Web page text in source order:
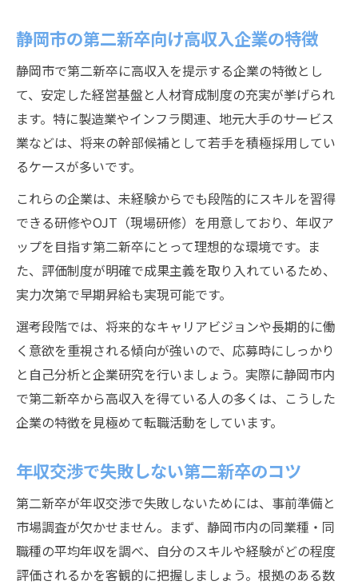
静岡市の第二新卒向け高収入企業の特徴
静岡市で第二新卒に高収入を提示する企業の特徴とし
て、安定した経営基盤と人材育成制度の充実が挙げられ
ます。特に製造業やインフラ関連、地元大手のサービス
業などは、将来の幹部候補として若手を積極採用してい
るケースが多いです。
これらの企業は、未経験からでも段階的にスキルを習得
できる研修やOJT（現場研修）を用意しており、年収ア
ップを目指す第二新卒にとって理想的な環境です。ま
た、評価制度が明確で成果主義を取り入れているため、
実力次第で早期昇給も実現可能です。
選考段階では、将来的なキャリアビジョンや長期的に働
く意欲を重視される傾向が強いので、応募時にしっかり
と自己分析と企業研究を行いましょう。実際に静岡市内
で第二新卒から高収入を得ている人の多くは、こうした
企業の特徴を見極めて転職活動をしています。
年収交渉で失敗しない第二新卒のコツ
第二新卒が年収交渉で失敗しないためには、事前準備と
市場調査が欠かせません。まず、静岡市内の同業種・同
職種の平均年収を調べ、自分のスキルや経験がどの程度
評価されるかを客観的に把握しましょう。根拠のある数